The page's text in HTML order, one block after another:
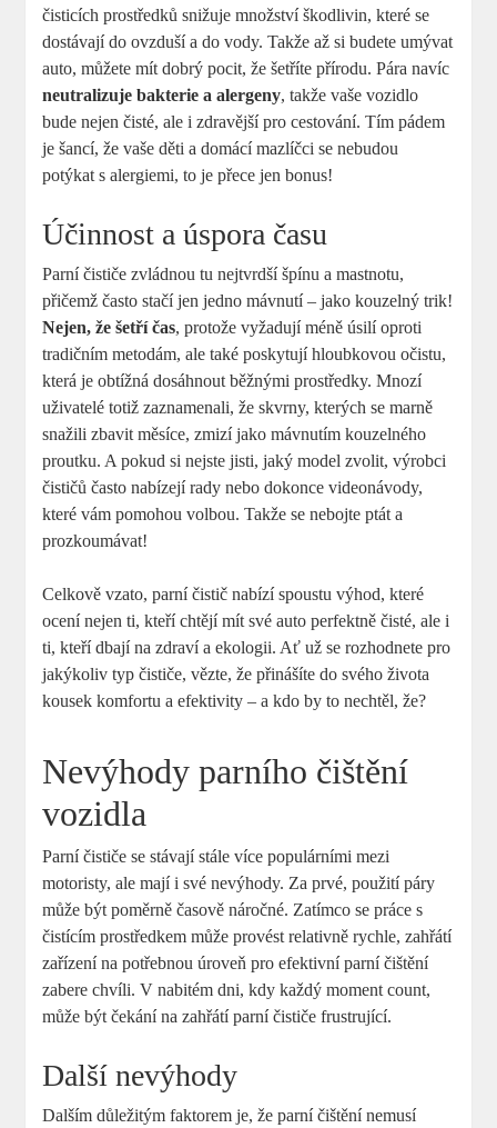
čisticích prostředků snižuje množství škodlivin, které se
dostávají do ovzduší a do vody. Takže až si budete umývat
auto, můžete mít dobrý pocit, že šetříte přírodu. Pára navíc
neutralizuje bakterie a alergeny, takže vaše vozidlo
bude nejen čisté, ale i zdravější pro cestování. Tím pádem
je šancí, že vaše děti a domácí mazlíčci se nebudou
potýkat s alergiemi, to je přece jen bonus!
Účinnost a úspora času
Parní čističe zvládnou tu nejtvrdší špínu a mastnotu,
přičemž často stačí jen jedno mávnutí – jako kouzelný trik!
Nejen, že šetří čas, protože vyžadují méně úsilí oproti
tradičním metodám, ale také poskytují hloubkovou očistu,
která je obtížná dosáhnout běžnými prostředky. Mnozí
uživatelé totiž zaznamenali, že skvrny, kterých se marně
snažili zbavit měsíce, zmizí jako mávnutím kouzelného
proutku. A pokud si nejste jisti, jaký model zvolit, výrobci
čističů často nabízejí rady nebo dokonce videonávody,
které vám pomohou volbou. Takže se nebojte ptát a
prozkoumávat!
Celkově vzato, parní čistič nabízí spoustu výhod, které
ocení nejen ti, kteří chtějí mít své auto perfektně čisté, ale i
ti, kteří dbají na zdraví a ekologii. Ať už se rozhodnete pro
jakýkoliv typ čističe, vězte, že přinášíte do svého života
kousek komfortu a efektivity – a kdo by to nechtěl, že?
Nevýhody parního čištění
vozidla
Parní čističe se stávají stále více populárními mezi
motoristy, ale mají i své nevýhody. Za prvé, použití páry
může být poměrně časově náročné. Zatímco se práce s
čistícím prostředkem může provést relativně rychle, zahřátí
zařízení na potřebnou úroveň pro efektivní parní čištění
zabere chvíli. V nabitém dni, kdy každý moment count,
může být čekání na zahřátí parní čističe frustrující.
Další nevýhody
Dalším důležitým faktorem je, že parní čištění nemusí